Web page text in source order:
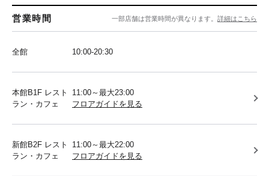
営業時間 一部店舗は営業時間が異なります。 詳細はこちら
全館 10:00-20:30
本館B1F レスト
ラン・カフェ
11:00～最大23:00
フロアガイドを見る
新館B2F レスト
ラン・カフェ
11:00～最大22:00
フロアガイドを見る